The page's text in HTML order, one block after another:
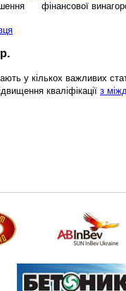
фінансової
у кількох важливих
кваліфікації з